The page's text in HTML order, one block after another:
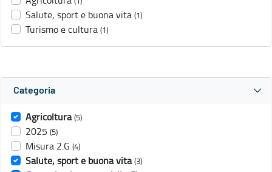
Salute, sport e buona vita (1)
Turismo e cultura (1)
Categoria
Agricoltura (5)
2025 (5)
Misura 2.G (4)
Salute, sport e buona vita (3)